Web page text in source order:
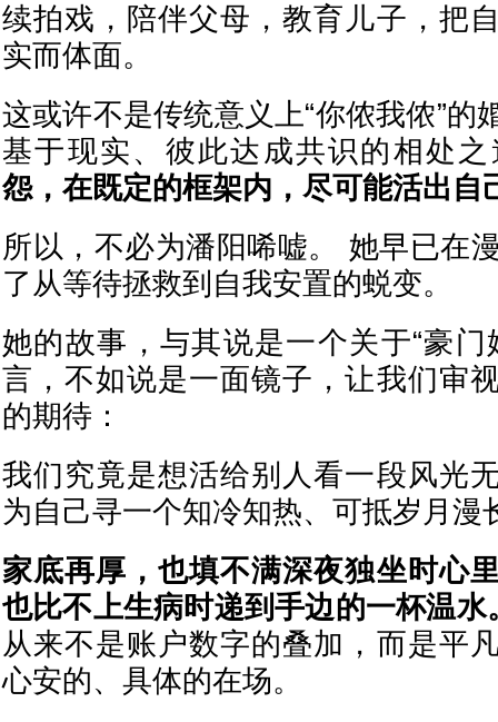
续拍戏，陪伴父母，教育儿子，把
实而体面。
这或许不是传统意义上“你侬我侬”的
基于现实、彼此达成共识的相处
怨，在既定的框架内，尽可能活出自
所以，不必为潘阳唏嘘。 她早已在
了从等待拯救到自我安置的蜕变。
她的故事，与其说是一个关于“豪门
言，不如说是一面镜子，让我们审
的期待：
我们究竟是想活给别人看一段风光
为自己寻一个知冷知热、可抵岁月漫
家底再厚，也填不满深夜独坐时心
也比不上生病时递到手边的一杯温水
从来不是账户数字的叠加，而是平
心安的、具体的在场。